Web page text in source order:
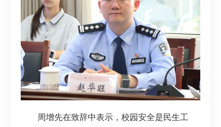
周增先在致辞中表示，校园安全是民生工